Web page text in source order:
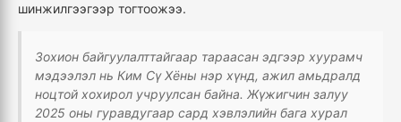
шинжилгээгээр тогтоожээ.
Зохион байгуулалттайгаар тараасан эдгээр хуурамч
мэдээлэл нь Ким Сү Хёны нэр хүнд, ажил амьдралд
ноцтой хохирол учруулсан байна. Жүжигчин залуу
2025 оны гуравдугаар сард хэвлэлийн бага хурал